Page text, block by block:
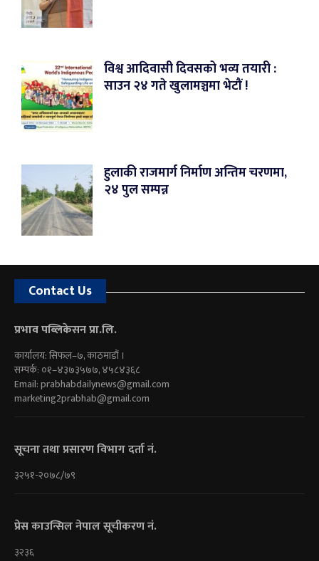
विश्व आदिवासी दिवसको भव्य तयारी :
साउन २४ गते खुलामञ्चमा भेटौं !
हुलाकी राजमार्ग निर्माण अन्तिम चरणमा,
२४ पुल सम्पन्न
Contact Us
प्रभाव पब्लिकेसन प्रा.लि.
कार्यालय: सिफल–७, काठमाडौं ।
सम्पर्क: ०१–४३७३५७७, ४५८४३६८
Email:prabhabdailynews@gmail.com
marketing2prabhab@gmail.com
सूचना तथा प्रसारण विभाग दर्ता नं.
३२५१-२०७८/७९
प्रेस काउन्सिल नेपाल सूचीकरण नं.
३२३६